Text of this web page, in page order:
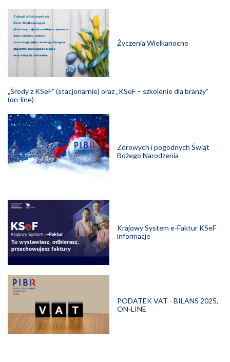
Życzenia Wielkanocne
„Środy z KSeF” (stacjonarnie) oraz „KSeF – szkolenie dla branży”
(on-line)
Zdrowych i pogodnych Świąt
Bożego Narodzenia
Krajowy System e-Faktur KSeF
informacje
PODATEK VAT - BILANS 2025,
ON-LINE